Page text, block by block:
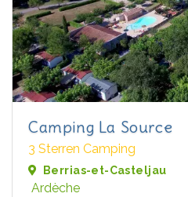
Camping La Source
3 Sterren Camping
Berrias-et-Casteljau
Ardèche